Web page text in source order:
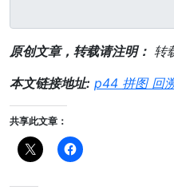
原创文章，转载请注明： 转
本文链接地址: p44 拼图 回
共享此文章：